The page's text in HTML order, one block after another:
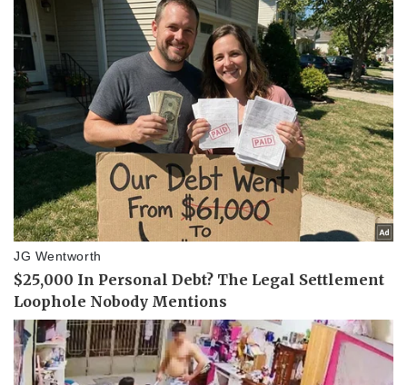
Doanh nghiệp
Thông tin doanh nghiệp
Doanh nghiệp 24h
Doanh nhân
Vì cộng đồng
Công nghệ
Trải nghiệm
Chuyển đổi số